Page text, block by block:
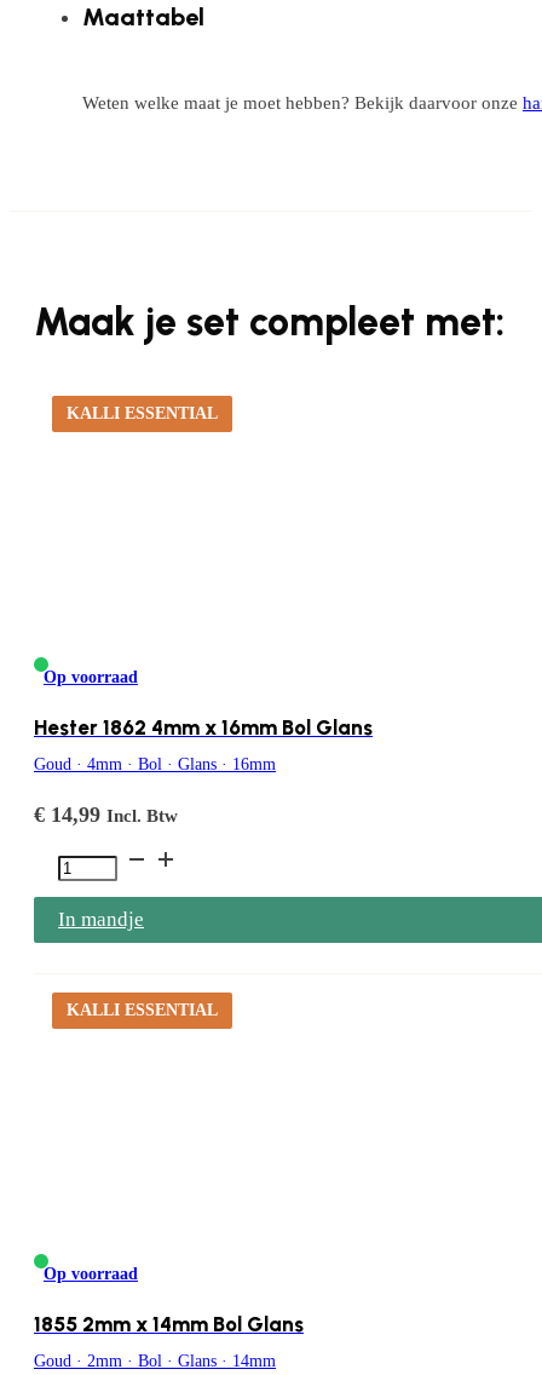
Maattabel
Weten welke maat je moet hebben? Bekijk daarvoor onze
Maak je set compleet met:
KALLI ESSENTIAL
Op voorraad
Hester 1862 4mm x 16mm Bol Glans
Goud · 4mm · Bol · Glans · 16mm
€ 14,99 Incl. Btw
Hester
1862
4mm
16mm
Bol
In mandje
KALLI ESSENTIAL
Op voorraad
1855 2mm x 14mm Bol Glans
Goud · 2mm · Bol · Glans · 14mm